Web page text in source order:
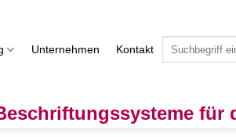
Unternehmen Kontakt